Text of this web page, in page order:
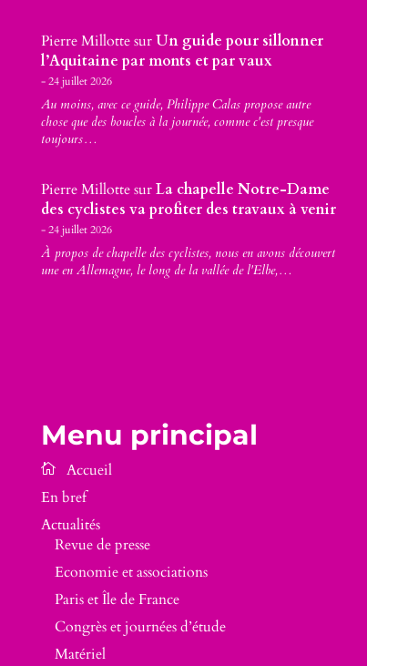
Pierre MillottesurUn guide pour sillonner
l’Aquitaine par monts et par vaux
24 juillet 2026
Au moins, avec ce guide, Philippe Calas propose autre
chose que des boucles à la journée, comme c'est presque
toujours…
Pierre MillottesurLa chapelle Notre-Dame
des cyclistes va profiter des travaux à venir
24 juillet 2026
À propos de chapelle des cyclistes, nous en avons découvert
une en Allemagne, le long de la vallée de l'Elbe,…
Menu principal
En bref
Actualités
Revue de presse
Economie et associations
Paris et Île de France
Congrès et journées d’étude
Matériel